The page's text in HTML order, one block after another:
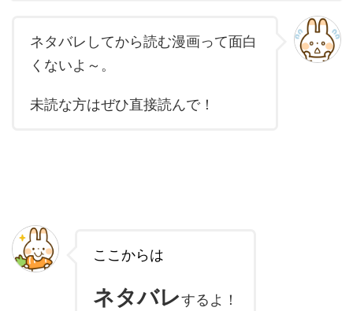
ネタバレしてから読む漫画って面白
くないよ～。
未読な方はぜひ直接読んで！
ここからは
ネタバレするよ！